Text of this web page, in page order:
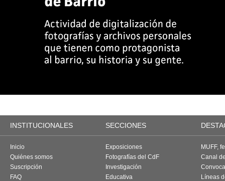
INSTITUCIONALES SECCIONES
Inicio
Quiénes somos
Suscripción
FAQ
Exposiciones
Fotografías del CdF
Investigación
Educativa
MUFF,
Canal
Líneas